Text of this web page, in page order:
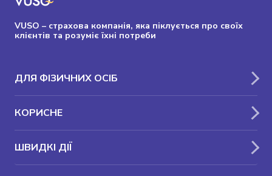
VUSO – страхова компанія, яка піклується про своїх
клієнтів та розуміє їхні потреби
ДЛЯ ФІЗИЧНИХ ОСІБ
КОРИСНЕ
ШВИДКІ ДІЇ